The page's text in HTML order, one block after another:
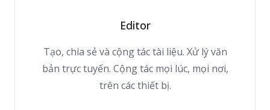
Editor
Tạo, chia sẻ và cộng tác tài liệu. Xử lý văn
bản trực tuyến. Cộng tác mọi lúc, mọi nơi,
trên các thiết bị.